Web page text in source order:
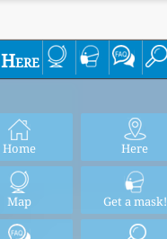
Here
Home Here
Map Get a mask!